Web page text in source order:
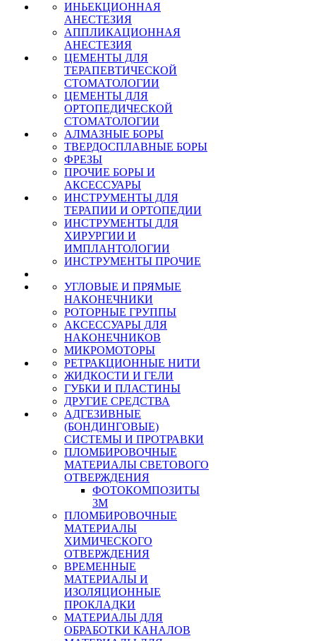
ИНЬЕКЦИОННАЯ
АНЕСТЕЗИЯ
АППЛИКАЦИОННАЯ
АНЕСТЕЗИЯ
ЦЕМЕНТЫ ДЛЯ
ТЕРАПЕВТИЧЕСКОЙ
СТОМАТОЛОГИИ
ЦЕМЕНТЫ ДЛЯ
ОРТОПЕДИЧЕСКОЙ
СТОМАТОЛОГИИ
АЛМАЗНЫЕ БОРЫ
ТВЕРДОСПЛАВНЫЕ БОРЫ
ФРЕЗЫ
ПРОЧИЕ БОРЫ И
АКСЕССУАРЫ
ИНСТРУМЕНТЫ ДЛЯ
ТЕРАПИИ И ОРТОПЕДИИ
ИНСТРУМЕНТЫ ДЛЯ
ХИРУРГИИ И
ИМПЛАНТОЛОГИИ
ИНСТРУМЕНТЫ ПРОЧИЕ
УГЛОВЫЕ И ПРЯМЫЕ
НАКОНЕЧНИКИ
РОТОРНЫЕ ГРУППЫ
АКСЕССУАРЫ ДЛЯ
НАКОНЕЧНИКОВ
МИКРОМОТОРЫ
РЕТРАКЦИОННЫЕ НИТИ
ЖИДКОСТИ И ГЕЛИ
ГУБКИ И ПЛАСТИНЫ
ДРУГИЕ СРЕДСТВА
АДГЕЗИВНЫЕ
(БОНДИНГОВЫЕ)
СИСТЕМЫ И ПРОТРАВКИ
ПЛОМБИРОВОЧНЫЕ
МАТЕРИАЛЫ СВЕТОВОГО
ОТВЕРЖДЕНИЯ
ФОТОКОМПОЗИТЫ
3М
ПЛОМБИРОВОЧНЫЕ
МАТЕРИАЛЫ
ХИМИЧЕСКОГО
ОТВЕРЖДЕНИЯ
ВРЕМЕННЫЕ
МАТЕРИАЛЫ И
ИЗОЛЯЦИОННЫЕ
ПРОКЛАДКИ
МАТЕРИАЛЫ ДЛЯ
ОБРАБОТКИ КАНАЛОВ